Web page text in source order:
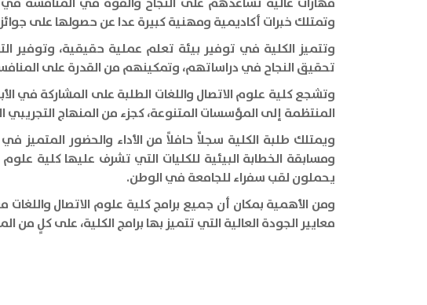
وتمتلك خبرات أكاديمية ومهنية كبيرة عدا عن حصولها على
وتتميز الكلية في توفير بيئة تعلم عملية حقيقية، وتوفير
تحقيق النجاح في دراساتهم، وتمكينهم من القدرة على
وتشجع كلية علوم الاتصال واللغات الطلبة على المشاركة في
المنتظمة إلى المؤسسات المتنوعة، كجزء من المنهاج التجريبي
ويمتلك طلبة الكلية سجلاً حافلاً من الأداء والحضور المتميز
ومسابقة الخطابة البيئية للكليات التي تشرف عليها كلية
يحملون لقب سفراء للجامعة في الوطن.
ومن الأهمية بمكان أن جميع برامج كلية علوم الاتصال
معايير الجودة العالية التي تتميز بها برامج الكلية، على